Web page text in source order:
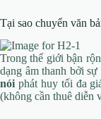
Tại sao chuyển văn
Trong thế giới bận
dạng âm thanh bởi
nóiphát huy tối đa
(không cần thuê diễn